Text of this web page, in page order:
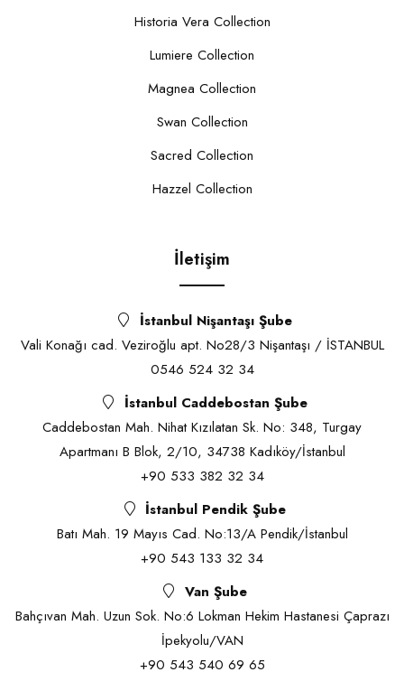
Historia Vera Collection
Lumiere Collection
Magnea Collection
Swan Collection
Sacred Collection
Hazzel Collection
İletişim
İstanbul Nişantaşı Şube
Vali Konağı cad. Veziroğlu apt. No28/3 Nişantaşı / İSTANBUL
0546 524 32 34
İstanbul Caddebostan Şube
Caddebostan Mah. Nihat Kızılatan Sk. No: 348, Turgay
Apartmanı B Blok, 2/10, 34738 Kadıköy/İstanbul
+90 533 382 32 34
İstanbul Pendik Şube
Batı Mah. 19 Mayıs Cad. No:13/A Pendik/İstanbul
+90 543 133 32 34
Van Şube
Bahçıvan Mah. Uzun Sok. No:6 Lokman Hekim Hastanesi Çaprazı
İpekyolu/VAN
+90 543 540 69 65